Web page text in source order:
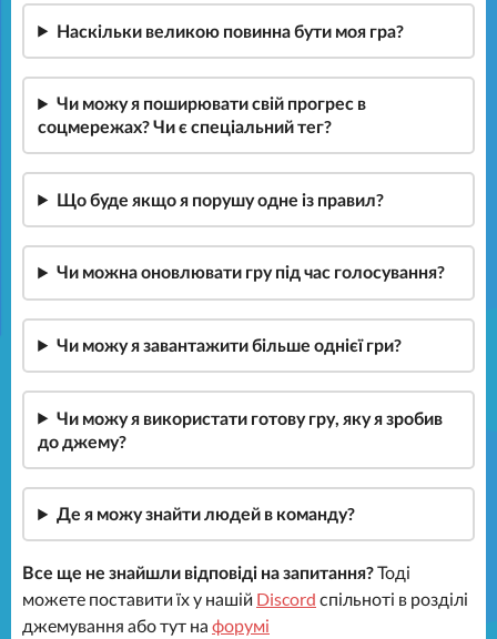
Наскільки великою повинна бути моя гра?
Чи можу я поширювати свій прогрес в
соцмережах? Чи є спеціальний тег?
Що буде якщо я порушу одне із правил?
Чи можна оновлювати гру під час голосування?
Чи можу я завантажити більше однієї гри?
Чи можу я використати готову гру, яку я зробив
до джему?
Де я можу знайти людей в команду?
Все ще не знайшли відповіді на запитання?Тоді
можете поставити їх у нашій Discord спільноті в розділі
джемування або тут на форумі